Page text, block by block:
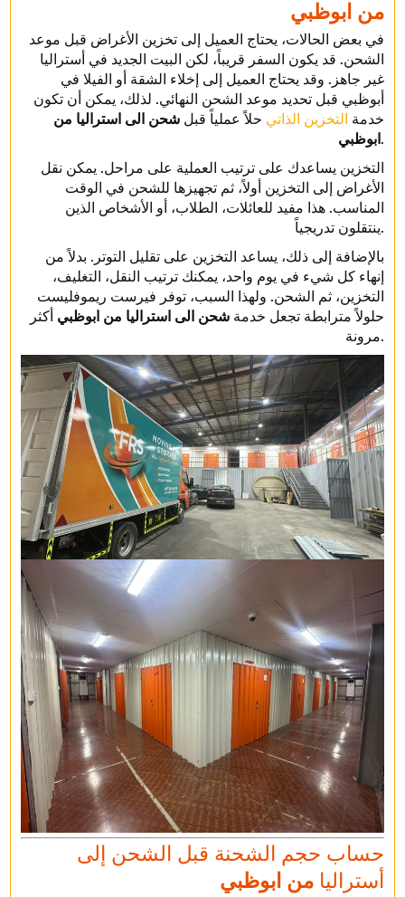
من ابوظبي
في بعض الحالات، يحتاج العميل إلى تخزين الأغراض قبل موعد
الشحن. قد يكون السفر قريباً، لكن البيت الجديد في أستراليا
غير جاهز. وقد يحتاج العميل إلى إخلاء الشقة أو الفيلا في
أبوظبي قبل تحديد موعد الشحن النهائي. لذلك، يمكن أن تكون
خدمة التخزين الذاتي حلاً عملياً قبل شحن الى استراليا من
ابوظبي.
التخزين يساعدك على ترتيب العملية على مراحل. يمكن نقل
الأغراض إلى التخزين أولاً، ثم تجهيزها للشحن في الوقت
المناسب. هذا مفيد للعائلات، الطلاب، أو الأشخاص الذين
ينتقلون تدريجياً.
بالإضافة إلى ذلك، يساعد التخزين على تقليل التوتر. بدلاً من
إنهاء كل شيء في يوم واحد، يمكنك ترتيب النقل، التغليف،
التخزين، ثم الشحن. ولهذا السبب، توفر فيرست ريموفليست
حلولاً مترابطة تجعل خدمة شحن الى استراليا من ابوظبي أكثر
مرونة.
حساب حجم الشحنة قبل الشحن إلى
أستراليا من ابوظبي